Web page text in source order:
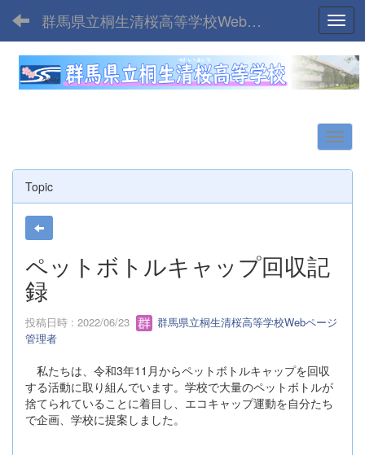
群馬県立桐生清桜高等学校Webサイト
Topic
ペットボトルキャップ回収記
録
投稿日時 : 2022/06/23
群馬県立桐生清桜高等学校Webページ
管理者
私たちは、令和3年11月からペットボトルキャップを回収
する活動に取り組んでいます。学校で大量のペットボトルが
捨てられていることに着目し、エコキャップ運動を自分たち
で企画、学校に提案しました。